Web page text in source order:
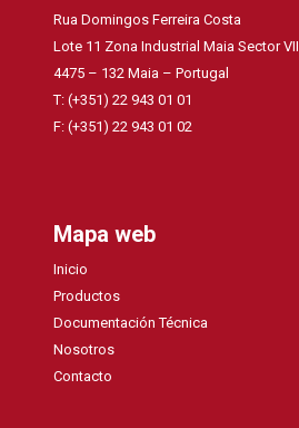
Rua Domingos Ferreira Costa
Lote 11 Zona Industrial Maia Sector VII
4475 – 132 Maia – Portugal
T: (+351) 22 943 01 01
F: (+351) 22 943 01 02
Mapa web
Inicio
Productos
Documentación Técnica
Nosotros
Contacto